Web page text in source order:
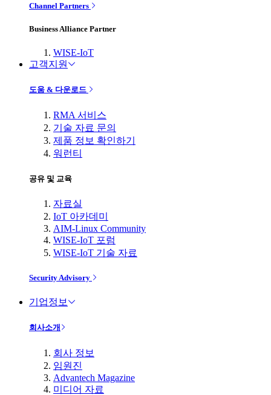
Channel Partners
Business Alliance Partner
WISE-IoT
고객지원
도움 & 다운로드
RMA 서비스
기술 자료 문의
제품 정보 확인하기
워런티
공유 및 교육
자료실
IoT 아카데미
AIM-Linux Community
WISE-IoT 포럼
WISE-IoT 기술 자료
Security Advisory
기업정보
회사소개
회사 정보
임원진
Advantech Magazine
미디어 자료